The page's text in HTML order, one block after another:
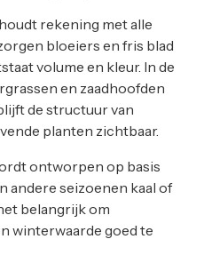
rekening met alle
bloeiers en fris blad
volume en kleur. In de
en zaadhoofden
de structuur van
planten zichtbaar.
ontworpen op basis
andere seizoenen kaal of
belangrijk om
winterwaarde goed te